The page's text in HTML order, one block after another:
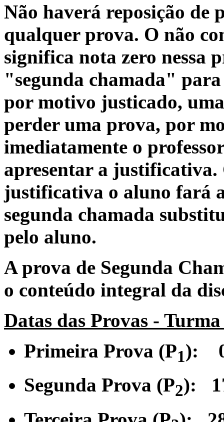
Não haverá reposição de
qualquer prova. O não
significa nota zero nessa
"segunda chamada"
por motivo justicado,
perder uma prova, por
imediatamente o
apresentar a justificativa.
justificativa o aluno fará
segunda chamada
pelo aluno.
A prova de Segunda
o conteúdo integral da
Datas das Provas -
Primeira Prova (P1):
Segunda Prova (P2):